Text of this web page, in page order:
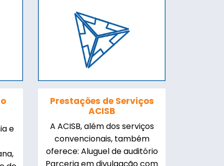
e
Prestações de Serviços
ACISB
A ACISB, além dos serviços
convencionais, também
oferece: Aluguel de auditório